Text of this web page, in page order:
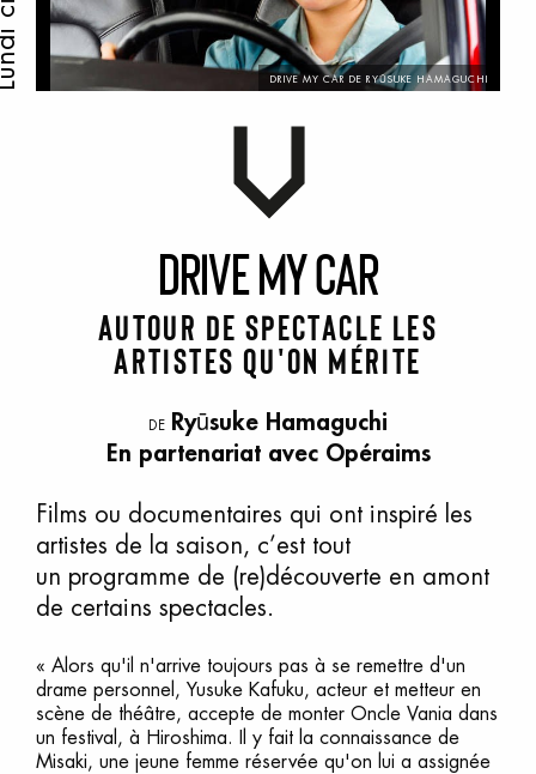
DRIVE MY CAR DE RYŪSUKE HAMAGUCHI
Drivemycar
Autour de spectacle Les
artistes qu'on mérite
DE
Ryūsuke Hamaguchi
En partenariat avec Opéraims
Films ou documentaires qui ont inspiré les
artistes de la saison, c’est tout
un programme de (re)découverte en amont
de certains spectacles.
« Alors qu'il n'arrive toujours pas à se remettre d'un
drame personnel, Yusuke Kafuku, acteur et metteur en
scène de théâtre, accepte de monter Oncle Vania dans
un festival, à Hiroshima. Il y fait la connaissance de
Misaki, une jeune femme réservée qu'on lui a assignée